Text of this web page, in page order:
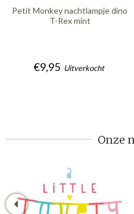
Petit Monkey nachtlampje dino
T-Rex mint
€9,95 Uitverkocht
Onze